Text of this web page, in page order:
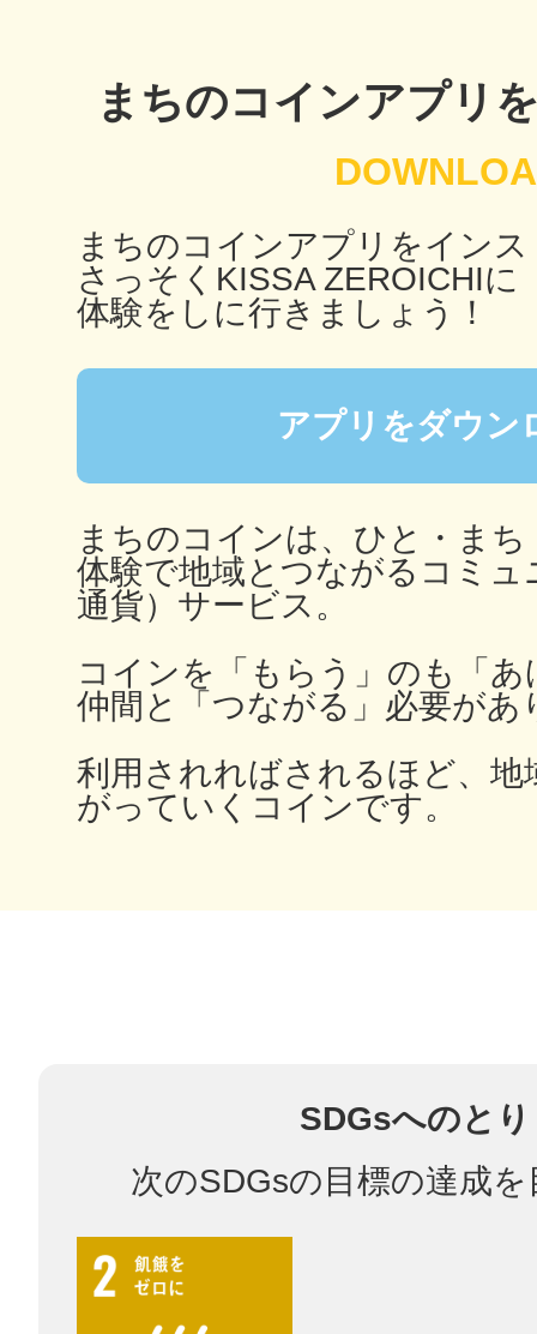
まちのコインアプリ
まちのコインアプリをイン
さっそくKISSA ZEROICHIに
体験をしに行きましょう！
アプリをダウン
まちのコインは、ひと・ま
体験で地域とつながるコミュ
通貨）サービス。
コインを「もらう」のも「
仲間と「つながる」必要があ
利用されればされるほど、地
がっていくコインです。
SDGsへのと
次のSDGsの目標の達成
鴻巣
池袋
生駒
秋葉原
日置
多度津